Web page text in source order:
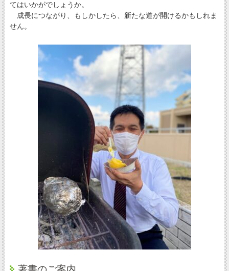
てはいかがでしょうか。
成長につながり、もしかしたら、新たな道が開けるかもしれま
せん。